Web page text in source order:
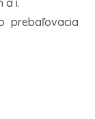
a i.
prebaľovacia